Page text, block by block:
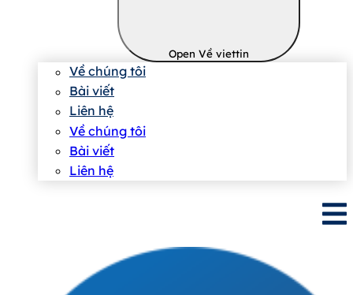
Open Về viettin
Về chúng tôi
Bài viết
Liên hệ
Về chúng tôi
Bài viết
Liên hệ